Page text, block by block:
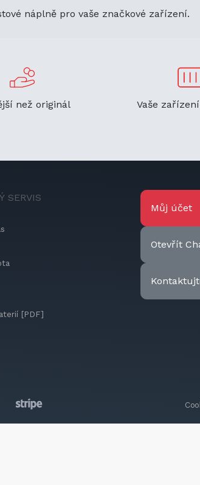
náplně pro vaše značkové zařízení.
než originál Vaše
SERVIS
[PDF]
Můj účet
Otevřít